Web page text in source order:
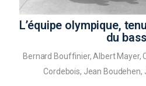
L’équipe olympique,
du
Bernard Bouffinier, Albert Mayer,
Cordebois, Jean Boudehen,